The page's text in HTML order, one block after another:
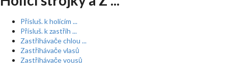
Přísluš. k holícím ...
Přísluš. k zastřih ...
Zastřihávače chlou ...
Zastřihávače vlasů
Zastřihávače vousů